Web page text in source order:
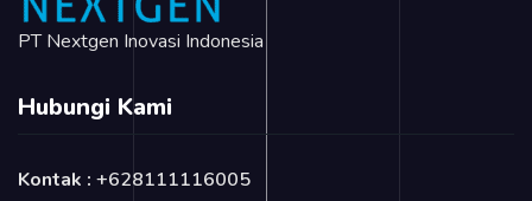
PT Nextgen Inovasi Indonesia
Hubungi Kami
Kontak : +628111116005